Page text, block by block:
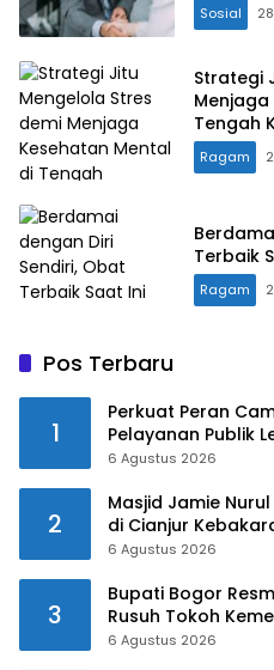
Sosial
Strategi
Tengah
Ragam
Terbaik
Ragam
Pos Terbaru
1
Perkuat Peran
Pelayanan Publik
6 Agustus 2026
2
Masjid Jamie
di Cianjur
6 Agustus 2026
3
Bupati Bogor
Rusuh Tokoh
6 Agustus 2026